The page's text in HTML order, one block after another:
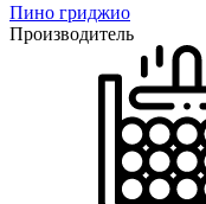
Пино гриджио
Производитель